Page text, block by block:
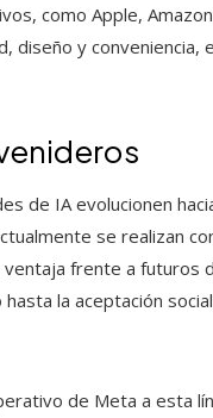
como Apple,
diseño y
de IA evolucionen
se realizan
frente a
la aceptación
de Meta a esta